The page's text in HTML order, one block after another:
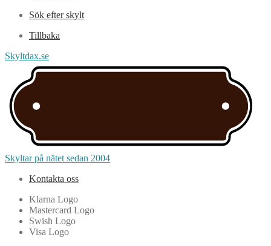
Sök efter skylt
Tillbaka
Skyltdax.se
Skyltar på nätet sedan 2004
Kontakta oss
Klarna Logo
Mastercard Logo
Swish Logo
Visa Logo